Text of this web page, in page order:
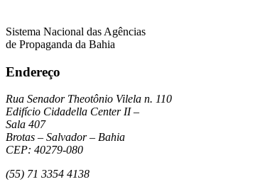
Sistema Nacional das Agências
de Propaganda da Bahia
Endereço
Rua Senador Theotônio Vilela n. 110
Edifício Cidadella Center II –
Sala 407
Brotas – Salvador – Bahia
CEP: 40279-080
(55) 71 3354 4138